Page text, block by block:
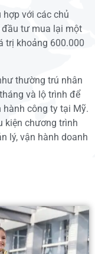
hợp với các chủ
tư mua lại một
trị khoảng 600.000
thường trú nhân
và lộ trình để
hành công ty tại Mỹ.
kiện chương trình
lý, vận hành doanh